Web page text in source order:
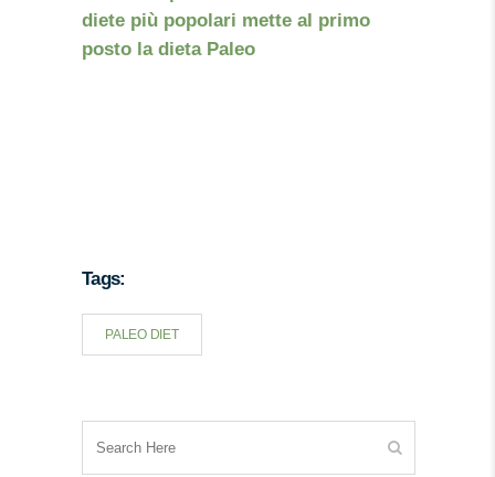
diete più popolari mette al primo
posto la dieta Paleo
Tags:
PALEO DIET